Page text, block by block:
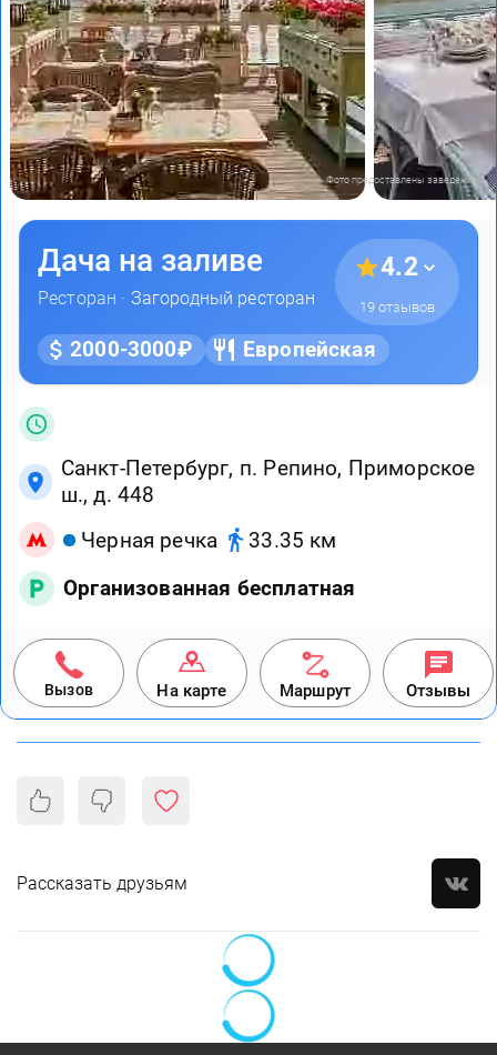
Фото предоставлены заведением
Дача на заливе
Ресторан · Загородный ресторан
4.2
19 отзывов
2000-3000₽ Европейская
Санкт-Петербург, п. Репино, Приморское
ш., д. 448
Черная речка
33.35 км
Организованная бесплатная
Вызов На карте Маршрут Отзывы
Рассказать друзьям